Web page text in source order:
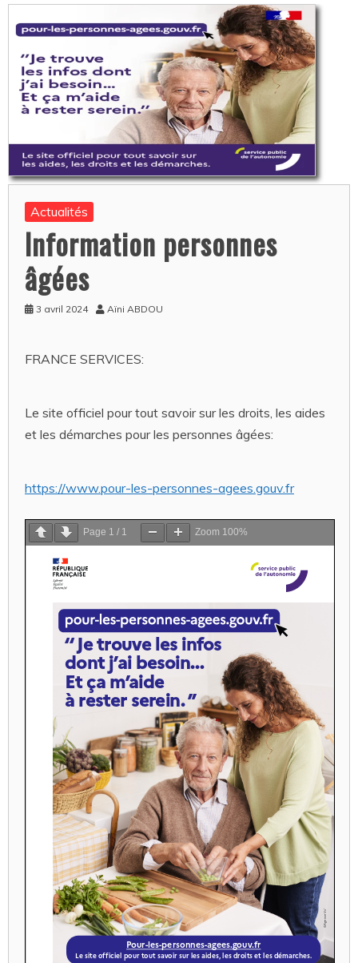
Actualités
Information personnes
âgées
3 avril 2024 Aïni ABDOU
FRANCE SERVICES:
Le site officiel pour tout savoir sur les droits, les aides
et les démarches pour les personnes âgées:
https://www.pour-les-personnes-agees.gouv.fr
Page 1 / 1 Zoom 100%